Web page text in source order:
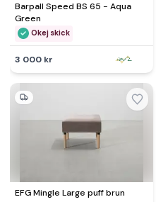
Barpall Speed BS 65 - Aqua
Green
Okej skick
3 000 kr
EFG Mingle Large puff brun